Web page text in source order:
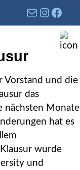
Vorstand und die
das
nächsten Monate
hat es
wurde
und